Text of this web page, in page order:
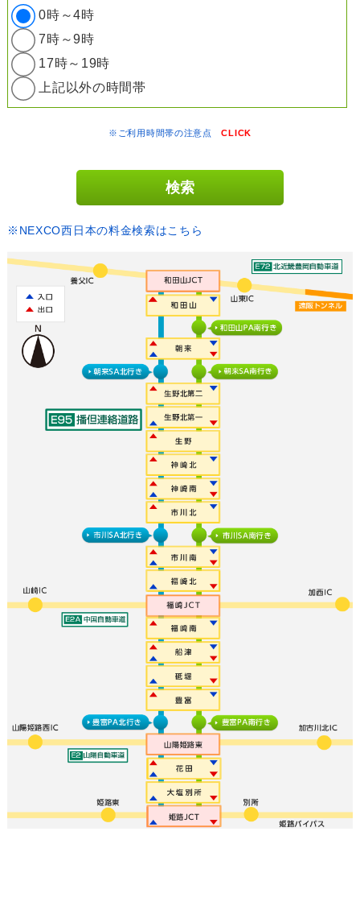
0時～4時
7時～9時
17時～19時
上記以外の時間帯
※ご利用時間帯の注意点CLICK
※NEXCO西日本の料金検索はこちら